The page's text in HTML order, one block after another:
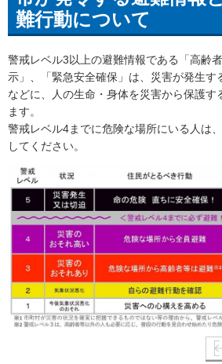
難行動について
警戒レベル3以上の避難情報である「高齢
示」、「緊急安全確保」は、災害が発生す
などに、人の生命・身体を災害から保護す
ます。
警戒レベル4までに危険な場所にいる人は
してください。